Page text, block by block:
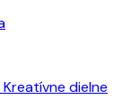
Kreatívne dielne